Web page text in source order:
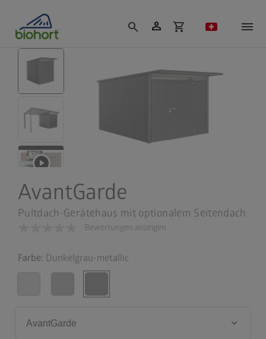
search person shopping_cart
AvantGarde
Pultdach-Gerätehaus mit optionalem Seitendach
Bewertungen anzeigen
Farbe: Dunkelgrau-metallic
AvantGarde keyboard_arrow_down